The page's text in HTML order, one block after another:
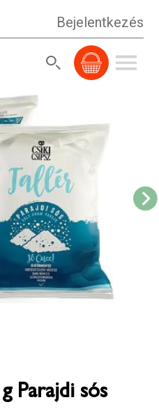
Bejelentkezés
Parajdi sós